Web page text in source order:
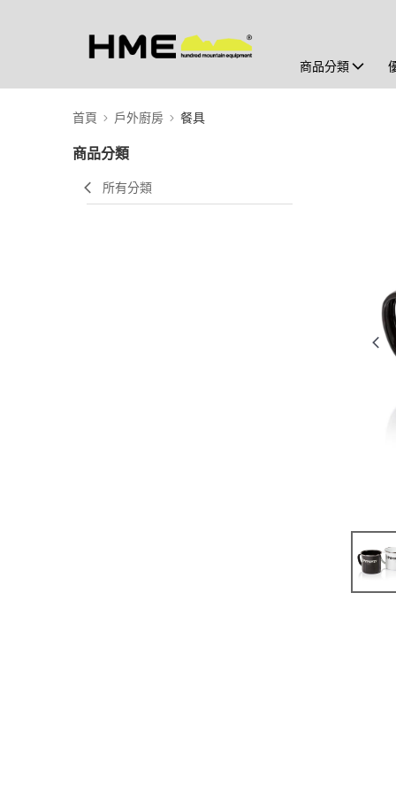
商品分類
首頁 戶外廚房 餐具
商品分類
所有分類